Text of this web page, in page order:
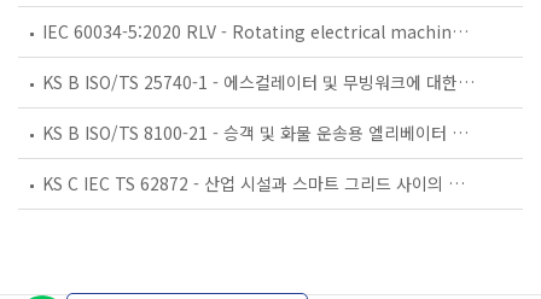
IEC 60034-5:2020 RLV - Rotating electrical machines - Part 5: Degrees of protection provided by the integral design of rotating electrical machines (IP code) - Classification
KS B ISO/TS 25740-1 - 에스컬레이터 및 무빙워크에 대한 안전요건 — 제1부: 세계공통 필수 안전요건(GESRs)
KS B ISO/TS 8100-21 - 승객 및 화물 운송용 엘리베이터 —제21부: 세계공통 필수안전요건(GESRs)을 충족하는 세계공통 안전 파라미터(GSPs)
KS C IEC TS 62872 - 산업 시설과 스마트 그리드 사이의 산업 공정 측정, 제어 및 자동화 시스템 인터페이스